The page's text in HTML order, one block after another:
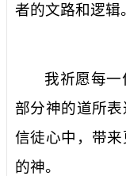
者的文路和逻辑
我祈愿每
部分神的道所
信徒心中，带
的神。